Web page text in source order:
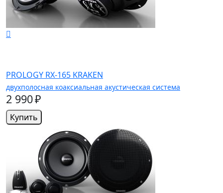
PROLOGY RX-165 KRAKEN
двухполосная коаксиальная акустическая система
2 990 ₽
Купить